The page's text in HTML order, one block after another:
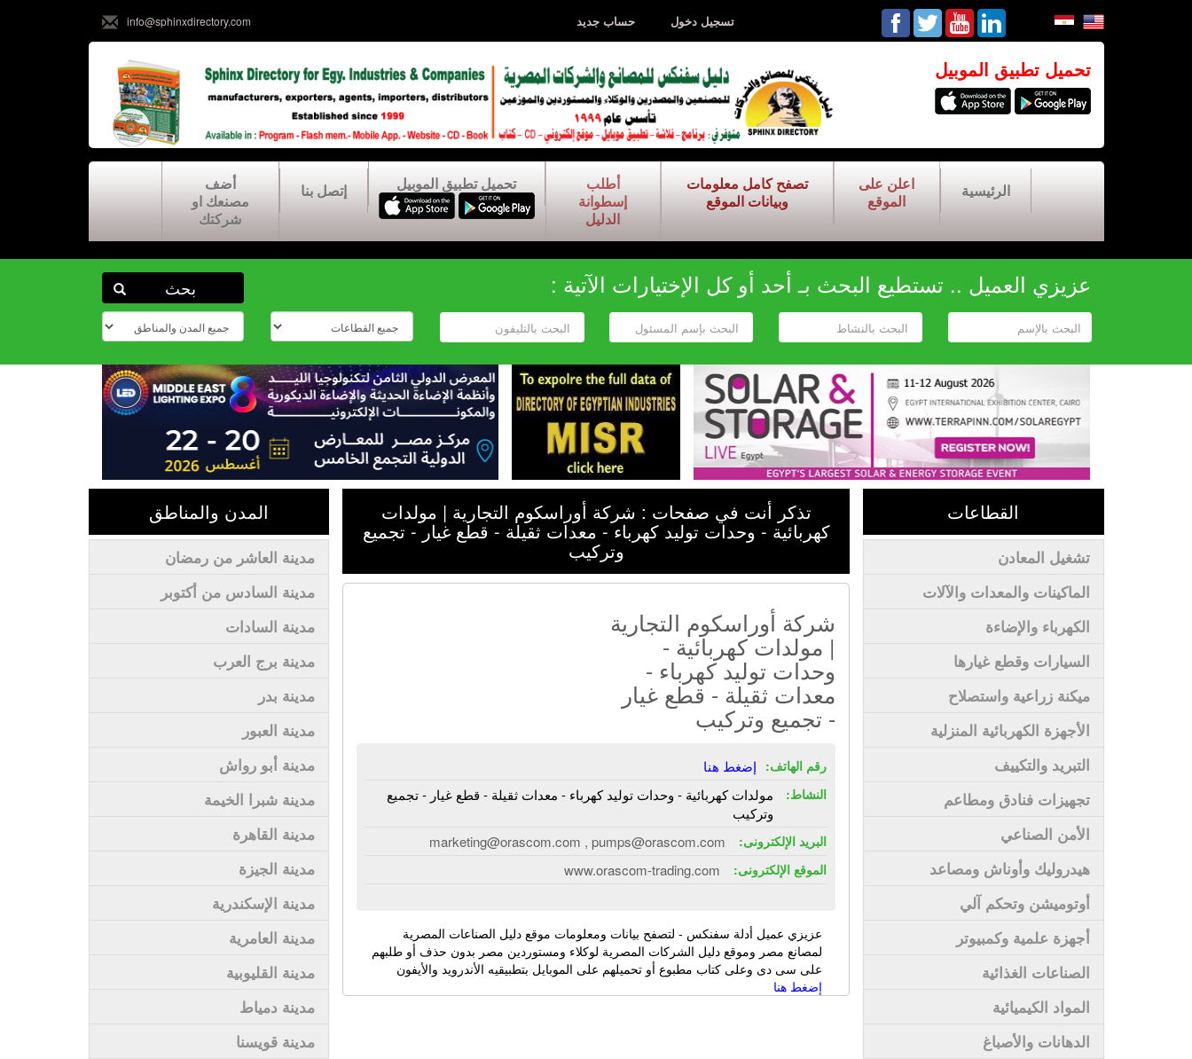
تسجيل دخول حساب جديد info@sphinxdirectory.com
تحميل تطبيق الموبيل
الرئيسية
اعلن على
الموقع
تصفح كامل معلومات
وبيانات الموقع
أطلب
إسطوانة
الدليل
تحميل تطبيق الموبيل إتصل بنا
أضف
مصنعك او
شركتك
عزيزي العميل .. تستطيع البحث بـ أحد أو كل الإختيارات الآتية :
القطاعات
تشغيل المعادن
الماكينات والمعدات والآلات
الكهرباء والإضاءة
السيارات وقطع غيارها
ميكنة زراعية واستصلاح
الأجهزة الكهربائية المنزلية
التبريد والتكييف
تجهيزات فنادق ومطاعم
الأمن الصناعي
هيدروليك وأوناش ومصاعد
أوتوميشن وتحكم آلي
أجهزة علمية وكمبيوتر
الصناعات الغذائية
المواد الكيميائية
الدهانات والأصباغ
تذكر أنت في صفحات : شركة أوراسكوم التجارية | مولدات
كهربائية - وحدات توليد كهرباء - معدات ثقيلة - قطع غيار - تجميع
وتركيب
شركة أوراسكوم التجارية
| مولدات كهربائية -
وحدات توليد كهرباء -
معدات ثقيلة - قطع غيار
- تجميع وتركيب
رقم الهاتف: إضغط هنا
النشاط:
مولدات كهربائية - وحدات توليد كهرباء - معدات ثقيلة - قطع غيار - تجميع
وتركيب
البريد الإلكترونى: marketing@orascom.com , pumps@orascom.com
الموقع الإلكترونى: www.orascom-trading.com
عزيزي عميل أدلة سفنكس - لتصفح بيانات ومعلومات موقع دليل الصناعات المصرية
لمصانع مصر وموقع دليل الشركات المصرية لوكلاء ومستوردين مصر بدون حذف أو طلبهم
على سى دى وعلى كتاب مطبوع أو تحميلهم على الموبايل بتطبيقيه الأندرويد والأيفون
إضغط هنا
المدن والمناطق
مدينة العاشر من رمضان
مدينة السادس من أكتوبر
مدينة السادات
مدينة برج العرب
مدينة بدر
مدينة العبور
مدينة أبو رواش
مدينة شبرا الخيمة
مدينة القاهرة
مدينة الجيزة
مدينة الإسكندرية
مدينة العامرية
مدينة القليوبية
مدينة دمياط
مدينة قويسنا